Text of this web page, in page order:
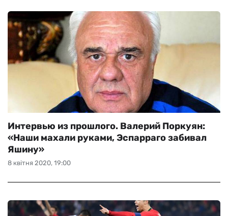
8 квітня 2020, 19:00
Интервью из прошлого. Валерий Поркуян:
«Наши махали руками, Эспарраго забивал
Яшину»